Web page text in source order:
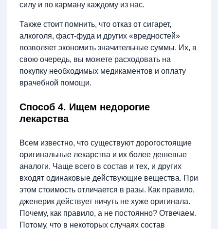
силу и по карману каждому из нас.
Также стоит помнить, что отказ от сигарет,
алкоголя, фаст-фуда и других «вредностей»
позволяет экономить значительные суммы. Их, в
свою очередь, вы можете расходовать на
покупку необходимых медикаментов и оплату
врачебной помощи.
Способ 4. Ищем недорогие
лекарства
Всем известно, что существуют дорогостоящие
оригинальные лекарства и их более дешевые
аналоги. Чаще всего в состав и тех, и других
входят одинаковые действующие вещества. При
этом стоимость отличается в разы. Как правило,
дженерик действует ничуть не хуже оригинала.
Почему, как правило, а не постоянно? Отвечаем.
Потому, что в некоторых случаях состав